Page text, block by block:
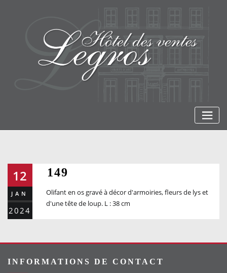
12
JAN
2024
149
Olifant en os gravé à décor d'armoiries, fleurs de lys et
d'une tête de loup. L : 38 cm
INFORMATIONS DE CONTACT